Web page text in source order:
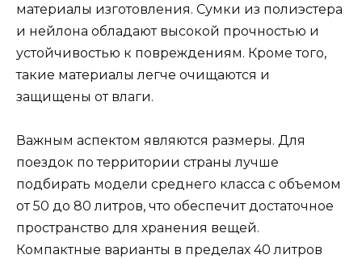
материалы изготовления. Сумки из полиэстера
и нейлона обладают высокой прочностью и
устойчивостью к повреждениям. Кроме того,
такие материалы легче очищаются и
защищены от влаги.
Важным аспектом являются размеры. Для
поездок по территории страны лучше
подбирать модели среднего класса с объемом
от 50 до 80 литров, что обеспечит достаточное
пространство для хранения вещей.
Компактные варианты в пределах 40 литров